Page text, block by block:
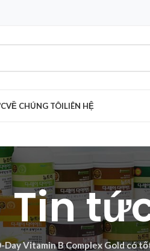
VỀ CHÚNG TÔILIÊN HỆ
Tin
Day Vitamin B Complex Gold có